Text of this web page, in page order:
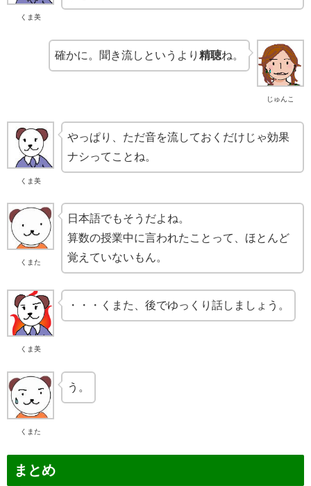
くま美
じゅんこ
確かに。聞き流しというより 精聴ね。
くま美
やっぱり、ただ音を流しておくだけじゃ効果
ナシってことね。
くまた
日本語でもそうだよね。
算数の授業中に言われたことって、ほとんど
覚えていないもん。
くま美
・・・くまた、後でゆっくり話しましょう。
くまた
う。
まとめ